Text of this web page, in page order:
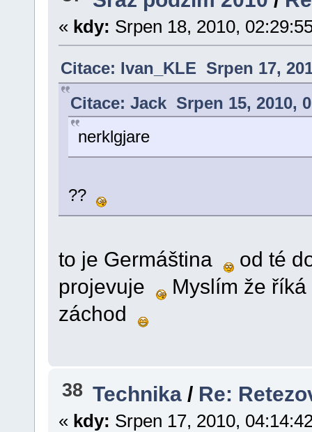
« kdy: Srpen 18, 2010,
Citace: Ivan_KLE Srpen 17,
Citace: Jack Srpen 15, 2010,
nerklgjare
??
to je Germáština
od té
projevuje
Myslím že
záchod
38 Technika / Re:
« kdy: Srpen 17, 2010,